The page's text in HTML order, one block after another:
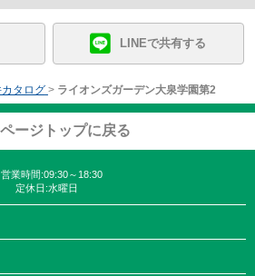
LINEで共有する
タログ > ライオンズガーデン大泉学園第2
ページトップに戻る
営業時間:09:30～18:30
定休日:水曜日